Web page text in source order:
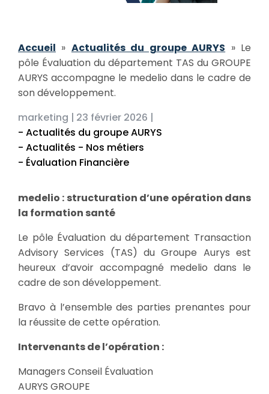
Accueil » Actualités du groupe AURYS » Le
pôle Évaluation du département TAS du GROUPE
AURYS accompagne le medelio dans le cadre de
son développement.
marketing | 23 février 2026 |
- Actualités du groupe AURYS
- Actualités - Nos métiers
- Évaluation Financière
medelio : structuration d’une opération dans
la formation santé
Le pôle Évaluation du département Transaction
Advisory Services (TAS) du Groupe Aurys est
heureux d’avoir accompagné medelio dans le
cadre de son développement.
Bravo à l’ensemble des parties prenantes pour
la réussite de cette opération.
Intervenants de l’opération :
Managers Conseil Évaluation
AURYS GROUPE